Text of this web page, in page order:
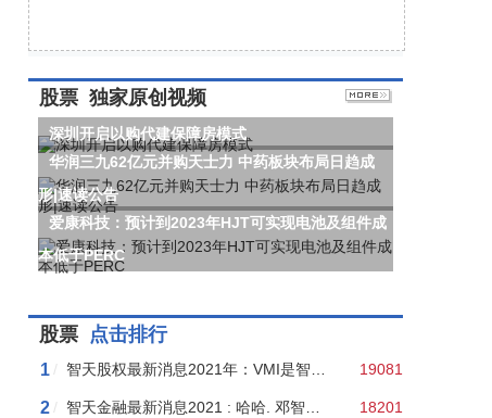
股票 独家原创视频
深圳开启以购代建保障房模式
华润三九62亿元并购天士力 中药板块布局日趋成
形|速读公告
爱康科技：预计到2023年HJT可实现电池及组件成
本低于PERC
股票 点击排行
1 / 19081
2 / 18201